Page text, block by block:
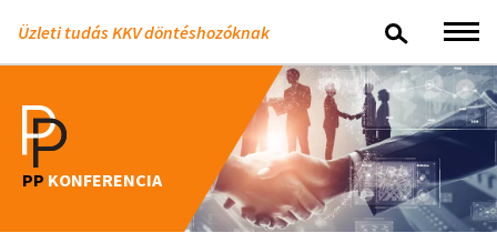
Üzleti tudás KKV döntéshozóknak
PP KONFERENCIA